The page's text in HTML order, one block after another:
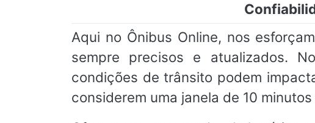
Aqui no Ônibus Online, nos
sempre precisos e atualizados.
condições de trânsito podem
considerem uma janela de 10